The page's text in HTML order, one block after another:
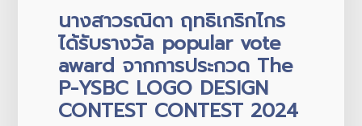
นางสาวรณิดา ฤทธิเกริกไกร
ได้รับรางวัล popular vote
award จากการประกวด The
P-YSBC LOGO DESIGN
CONTEST CONTEST 2024